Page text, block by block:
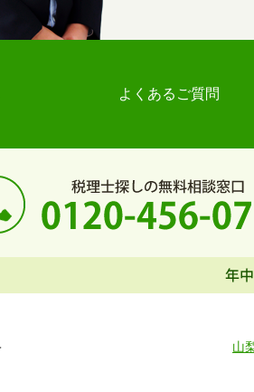
よくあるご質問
山